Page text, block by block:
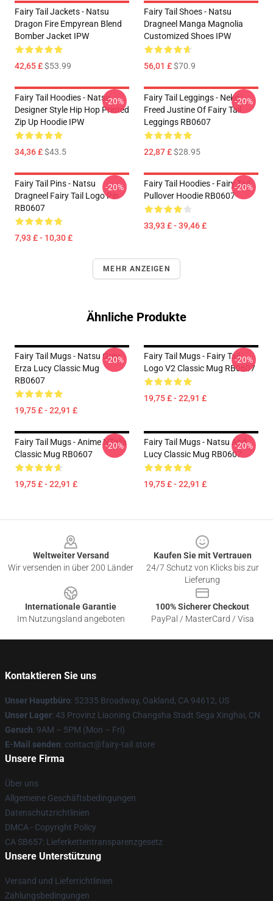
Fairy Tail Jackets - Natsu
Dragon Fire Empyrean Blend
Bomber Jacket IPW
42,65 £$53.99
Fairy Tail Shoes - Natsu
Dragneel Manga Magnolia
Customized Shoes IPW
56,01 £$70.9
Fairy Tail Hoodies - Natsu
Designer Style Hip Hop Printed
Zip Up Hoodie IPW
34,36 £$43.5
-20%
Fairy Tail Leggings - Neko
Freed Justine Of Fairy Tail
Leggings RB0607
22,87 £$28.95
-20%
Fairy Tail Pins - Natsu
Dragneel Fairy Tail Logo Pin
RB0607
7,93 £ - 10,30 £
-20%
Fairy Tail Hoodies - Fairy Tail
Pullover Hoodie RB0607
33,93 £ - 39,46 £
-20%
MEHR ANZEIGEN
Ähnliche Produkte
Fairy Tail Mugs - Natsu Grey
Erza Lucy Classic Mug
RB0607
19,75 £ - 22,91 £
-20%
Fairy Tail Mugs - Fairy Tail
Logo V2 Classic Mug RB0607
19,75 £ - 22,91 £
-20%
Fairy Tail Mugs - Anime NTaila
Classic Mug RB0607
19,75 £ - 22,91 £
-20%
Fairy Tail Mugs - Natsu And
Lucy Classic Mug RB0607
19,75 £ - 22,91 £
-20%
Weltweiter Versand
Wir versenden in über 200 Länder
Kaufen Sie mit Vertrauen
24/7 Schutz von Klicks bis zur
Lieferung
Internationale Garantie
Im Nutzungsland angeboten
100% Sicherer Checkout
PayPal / MasterCard / Visa
Kontaktieren Sie uns
Unser Hauptbüro: 52335 Broadway, Oakland, CA 94612, US
Unser Lager: 43 Provinz Liaoning Changsha Stadt Sega Xinghai, CN
Geruch: 9AM – 5PM (Mon – Fri)
E-Mail senden: contact@fairy-tail.store
Unsere Firma
Über uns
Allgemeine Geschäftsbedingungen
Datenschutzrichtlinien
DMCA - Copyright Policy
CA SB657: Lieferkettentransparenzgesetz
Unsere Unterstützung
Versand und Lieferrichtlinien
Zahlungsbedingungen